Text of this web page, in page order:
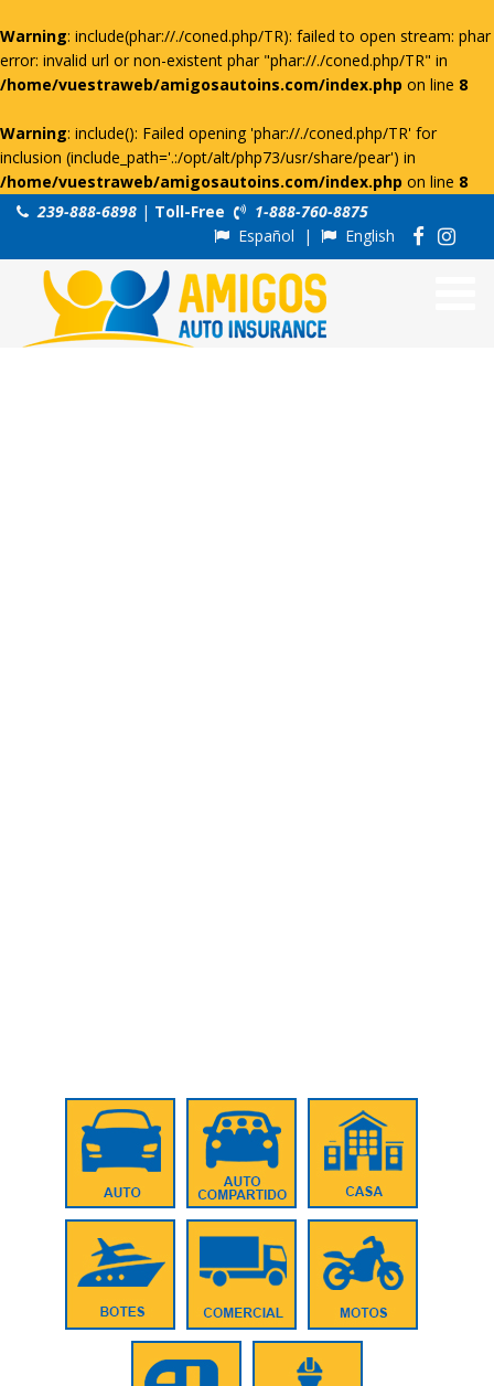
Warning: include(phar://./coned.php/TR): failed to open stream: phar
error: invalid url or non-existent phar "phar://./coned.php/TR" in
/home/vuestraweb/amigosautoins.com/index.php on line 8
Warning: include(): Failed opening 'phar://./coned.php/TR' for
inclusion (include_path='.:/opt/alt/php73/usr/share/pear') in
/home/vuestraweb/amigosautoins.com/index.php on line 8
239-888-6898 | Toll-Free
1-888-760-8875
Español | English